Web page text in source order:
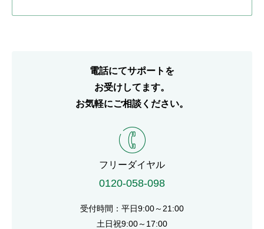
電話にてサポートを
お受けしてます。
お気軽にご相談ください。
フリーダイヤル
0120-058-098
受付時間：平日9:00～21:00
土日祝9:00～17:00